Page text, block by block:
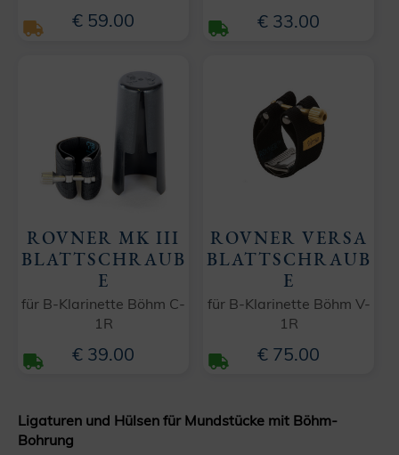
€ 59.00 € 33.00
ROVNER MK III
BLATTSCHRAUB
E
für B-Klarinette Böhm C-
1R
€ 39.00
ROVNER VERSA
BLATTSCHRAUB
E
für B-Klarinette Böhm V-
1R
€ 75.00
Ligaturen und Hülsen für Mundstücke mit Böhm-
Bohrung